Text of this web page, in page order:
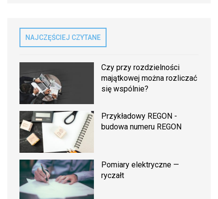
NAJCZĘŚCIEJ CZYTANE
Czy przy rozdzielności
majątkowej można rozliczać
się wspólnie?
Przykładowy REGON -
budowa numeru REGON
Pomiary elektryczne —
ryczałt